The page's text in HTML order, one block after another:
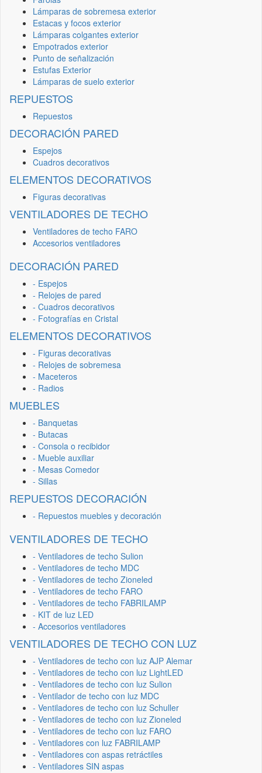
Lámparas de sobremesa exterior
Estacas y focos exterior
Lámparas colgantes exterior
Empotrados exterior
Punto de señalización
Estufas Exterior
Lámparas de suelo exterior
REPUESTOS
Repuestos
DECORACIÓN PARED
Espejos
Cuadros decorativos
ELEMENTOS DECORATIVOS
Figuras decorativas
VENTILADORES DE TECHO
Ventiladores de techo FARO
Accesorios ventiladores
DECORACIÓN PARED
- Espejos
- Relojes de pared
- Cuadros decorativos
- Fotografías en Cristal
ELEMENTOS DECORATIVOS
- Figuras decorativas
- Relojes de sobremesa
- Maceteros
- Radios
MUEBLES
- Banquetas
- Butacas
- Consola o recibidor
- Mueble auxiliar
- Mesas Comedor
- Sillas
REPUESTOS DECORACIÓN
- Repuestos muebles y decoración
VENTILADORES DE TECHO
- Ventiladores de techo Sulion
- Ventiladores de techo MDC
- Ventiladores de techo Zioneled
- Ventiladores de techo FARO
- Ventiladores de techo FABRILAMP
- KIT de luz LED
- Accesorios ventiladores
VENTILADORES DE TECHO CON LUZ
- Ventiladores de techo con luz AJP Alemar
- Ventiladores de techo con luz LightLED
- Ventiladores de techo con luz Sulion
- Ventilador de techo con luz MDC
- Ventiladores de techo con luz Schuller
- Ventiladores de techo con luz Zioneled
- Ventiladores de techo con luz FARO
- Ventiladores con luz FABRILAMP
- Ventiladores con aspas retráctiles
- Ventiladores SIN aspas